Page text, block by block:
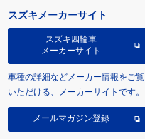
スズキメーカーサイト
スズキ四輪車
メーカーサイト
車種の詳細などメーカー情報をご覧
いただける、メーカーサイトです。
メールマガジン登録